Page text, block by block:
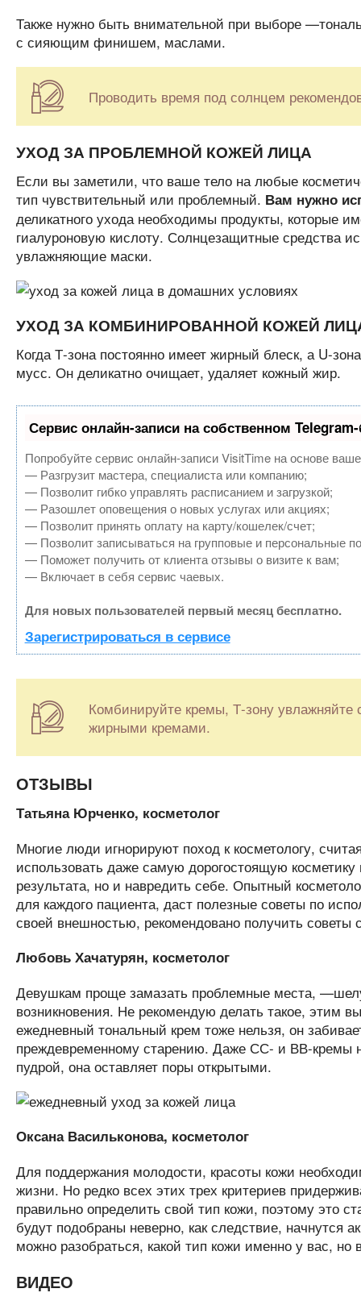
Также нужно быть внимательной при выборе
с сияющим финишем, маслами.
Проводить время под солнцем
УХОД ЗА ПРОБЛЕМНОЙ КОЖЕЙ ЛИЦА
Если вы заметили, что ваше тело на любые
тип чувствительный или проблемный. Вам нужно
деликатного ухода необходимы продукты, которые
гиалуроновую кислоту. Солнцезащитные средства
увлажняющие маски.
УХОД ЗА КОМБИНИРОВАННОЙ КОЖЕЙ
Когда Т-зона постоянно имеет жирный блеск, а U-
мусс. Он деликатно очищает, удаляет кожный жир.
Сервис онлайн-записи на собственном
Попробуйте сервис онлайн-записи VisitTime на основе
— Разгрузит мастера, специалиста или компанию;
— Позволит гибко управлять расписанием и загрузкой;
— Разошлет оповещения о новых услугах или акциях;
— Позволит принять оплату на карту/кошелек/счет;
— Позволит записываться на групповые и персональные
— Поможет получить от клиента отзывы о визите к вам;
— Включает в себя сервис чаевых.
Для новых пользователей первый месяц бесплатно.
Зарегистрироваться в сервисе
Комбинируйте кремы, Т-зону увлажняйте
жирными кремами.
ОТЗЫВЫ
Татьяна Юрченко, косметолог
Многие люди игнорируют поход к косметологу,
использовать даже самую дорогостоящую
результата, но и навредить себе. Опытный
для каждого пациента, даст полезные советы по
своей внешностью, рекомендовано получить советы
Любовь Хачатурян, косметолог
Девушкам проще замазать проблемные места,
возникновения. Не рекомендую делать такое, этим
ежедневный тональный крем тоже нельзя, он
преждевременному старению. Даже СС- и ВВ-кремы
пудрой, она оставляет поры открытыми.
Оксана Васильконова, косметолог
Для поддержания молодости, красоты кожи
жизни. Но редко всех этих трех критериев
правильно определить свой тип кожи, поэтому это
будут подобраны неверно, как следствие, начнутся
можно разобраться, какой тип кожи именно у вас,
ВИДЕО